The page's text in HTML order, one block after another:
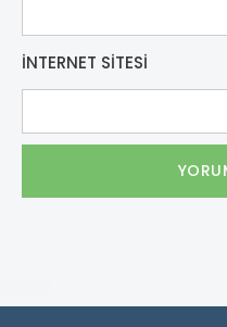
İNTERNET SITESI